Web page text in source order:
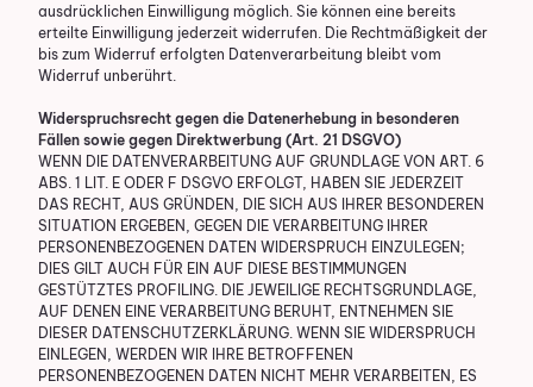
ausdrücklichen Einwilligung möglich. Sie können eine bereits
erteilte Einwilligung jederzeit widerrufen. Die Rechtmäßigkeit der
bis zum Widerruf erfolgten Datenverarbeitung bleibt vom
Widerruf unberührt.
Widerspruchsrecht gegen die Datenerhebung in besonderen
Fällen sowie gegen Direktwerbung (Art. 21 DSGVO)
WENN DIE DATENVERARBEITUNG AUF GRUNDLAGE VON ART. 6
ABS. 1 LIT. E ODER F DSGVO ERFOLGT, HABEN SIE JEDERZEIT
DAS RECHT, AUS GRÜNDEN, DIE SICH AUS IHRER BESONDEREN
SITUATION ERGEBEN, GEGEN DIE VERARBEITUNG IHRER
PERSONENBEZOGENEN DATEN WIDERSPRUCH EINZULEGEN;
DIES GILT AUCH FÜR EIN AUF DIESE BESTIMMUNGEN
GESTÜTZTES PROFILING. DIE JEWEILIGE RECHTSGRUNDLAGE,
AUF DENEN EINE VERARBEITUNG BERUHT, ENTNEHMEN SIE
DIESER DATENSCHUTZERKLÄRUNG. WENN SIE WIDERSPRUCH
EINLEGEN, WERDEN WIR IHRE BETROFFENEN
PERSONENBEZOGENEN DATEN NICHT MEHR VERARBEITEN, ES